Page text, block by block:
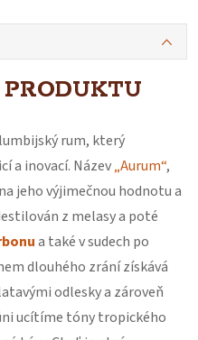
rum, který
a inovací. Název„Aurum“,
jeho výjimečnou hodnotu a
z melasy a poté
a také v sudech po
dlouhého zrání získává
odlesky a zároveň
ucítíme tóny tropického